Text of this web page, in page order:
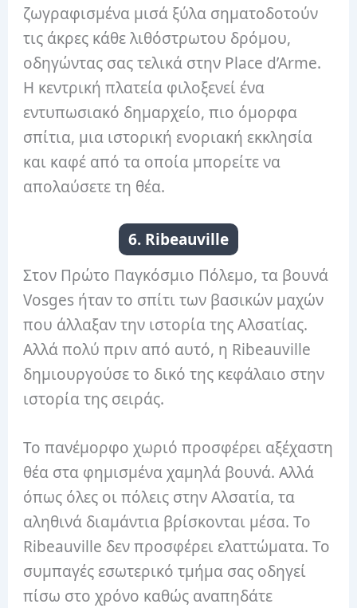
ζωγραφισμένα μισά ξύλα σηματοδοτούν
τις άκρες κάθε λιθόστρωτου δρόμου,
οδηγώντας σας τελικά στην Place d’Arme.
Η κεντρική πλατεία φιλοξενεί ένα
εντυπωσιακό δημαρχείο, πιο όμορφα
σπίτια, μια ιστορική ενοριακή εκκλησία
και καφέ από τα οποία μπορείτε να
απολαύσετε τη θέα.
6. Ribeauville
Στον Πρώτο Παγκόσμιο Πόλεμο, τα βουνά
Vosges ήταν το σπίτι των βασικών μαχών
που άλλαξαν την ιστορία της Αλσατίας.
Αλλά πολύ πριν από αυτό, η Ribeauville
δημιουργούσε το δικό της κεφάλαιο στην
ιστορία της σειράς.
Το πανέμορφο χωριό προσφέρει αξέχαστη
θέα στα φημισμένα χαμηλά βουνά. Αλλά
όπως όλες οι πόλεις στην Αλσατία, τα
αληθινά διαμάντια βρίσκονται μέσα. Το
Ribeauville δεν προσφέρει ελαττώματα. Το
συμπαγές εσωτερικό τμήμα σας οδηγεί
πίσω στο χρόνο καθώς αναπηδάτε